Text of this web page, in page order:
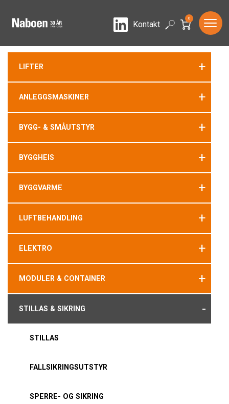
LinkedIn
Kontakt Search
0
LIFTER +
ANLEGGSMASKINER +
BYGG- & SMÅUTSTYR +
BYGGHEIS +
BYGGVARME +
LUFTBEHANDLING +
ELEKTRO +
MODULER & CONTAINER +
STILLAS & SIKRING -
STILLAS
FALLSIKRINGSUTSTYR
SPERRE- OG SIKRING